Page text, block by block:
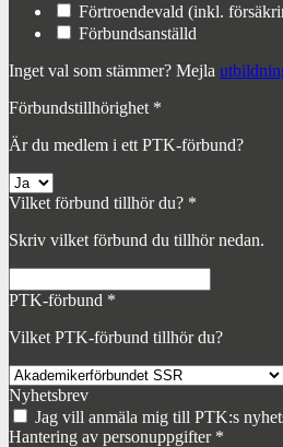
Förtroendevald (inkl.
Förbundsanställd
Inget val som stämmer? Mejla
Förbundstillhörighet *
Är du medlem i ett PTK-förbund?
Vilket förbund tillhör du? *
Skriv vilket förbund du tillhör nedan.
PTK-förbund *
Vilket PTK-förbund tillhör du?
Nyhetsbrev
Jag vill anmäla mig till PTK:s
Hantering av personuppgifter *